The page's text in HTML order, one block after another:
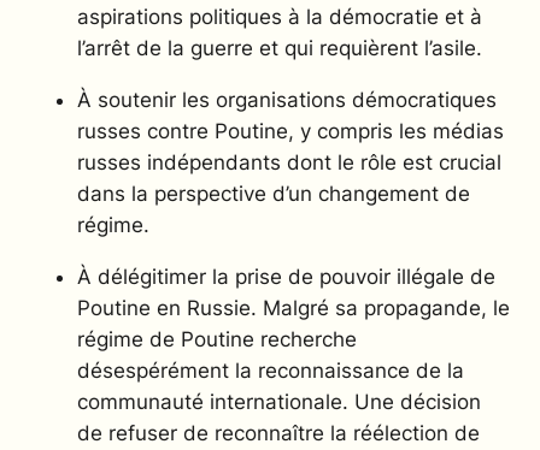
aspirations politiques à la démocratie et à
l’arrêt de la guerre et qui requièrent l’asile.
À soutenir les organisations démocratiques
russes contre Poutine, y compris les médias
russes indépendants dont le rôle est crucial
dans la perspective d’un changement de
régime.
À délégitimer la prise de pouvoir illégale de
Poutine en Russie. Malgré sa propagande, le
régime de Poutine recherche
désespérément la reconnaissance de la
communauté internationale. Une décision
de refuser de reconnaître la réélection de